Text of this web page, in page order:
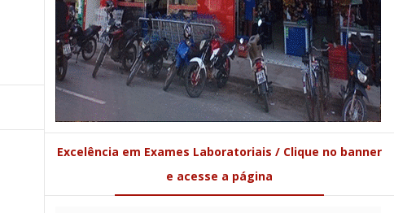
Excelência em Exames Laboratoriais / Clique no banner
e acesse a página